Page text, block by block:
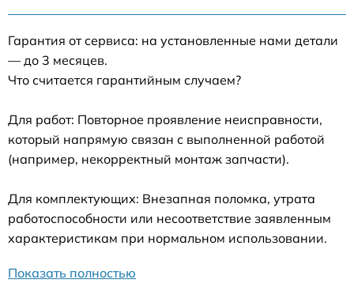
Гарантия от сервиса: на установленные нами детали
— до 3 месяцев.
Что считается гарантийным случаем?
Для работ: Повторное проявление неисправности,
который напрямую связан с выполненной работой
(например, некорректный монтаж запчасти).
Для комплектующих: Внезапная поломка, утрата
работоспособности или несоответствие заявленным
характеристикам при нормальном использовании.
Показать полностью